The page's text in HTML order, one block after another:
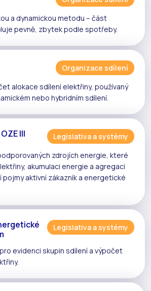
a dynamickou metodu – část
pevně, zbytek podle spotřeby.
Organizace sdílení
alokace sdílení elektřiny, používaný
nebo hybridním sdílení.
III
Legislativa a systémy
zdrojích energie, které
, akumulaci energie a agregaci
pojmyaktivní zákazník a energetické
Legislativa a systémy
evidenci skupin sdílení a výpočet
.